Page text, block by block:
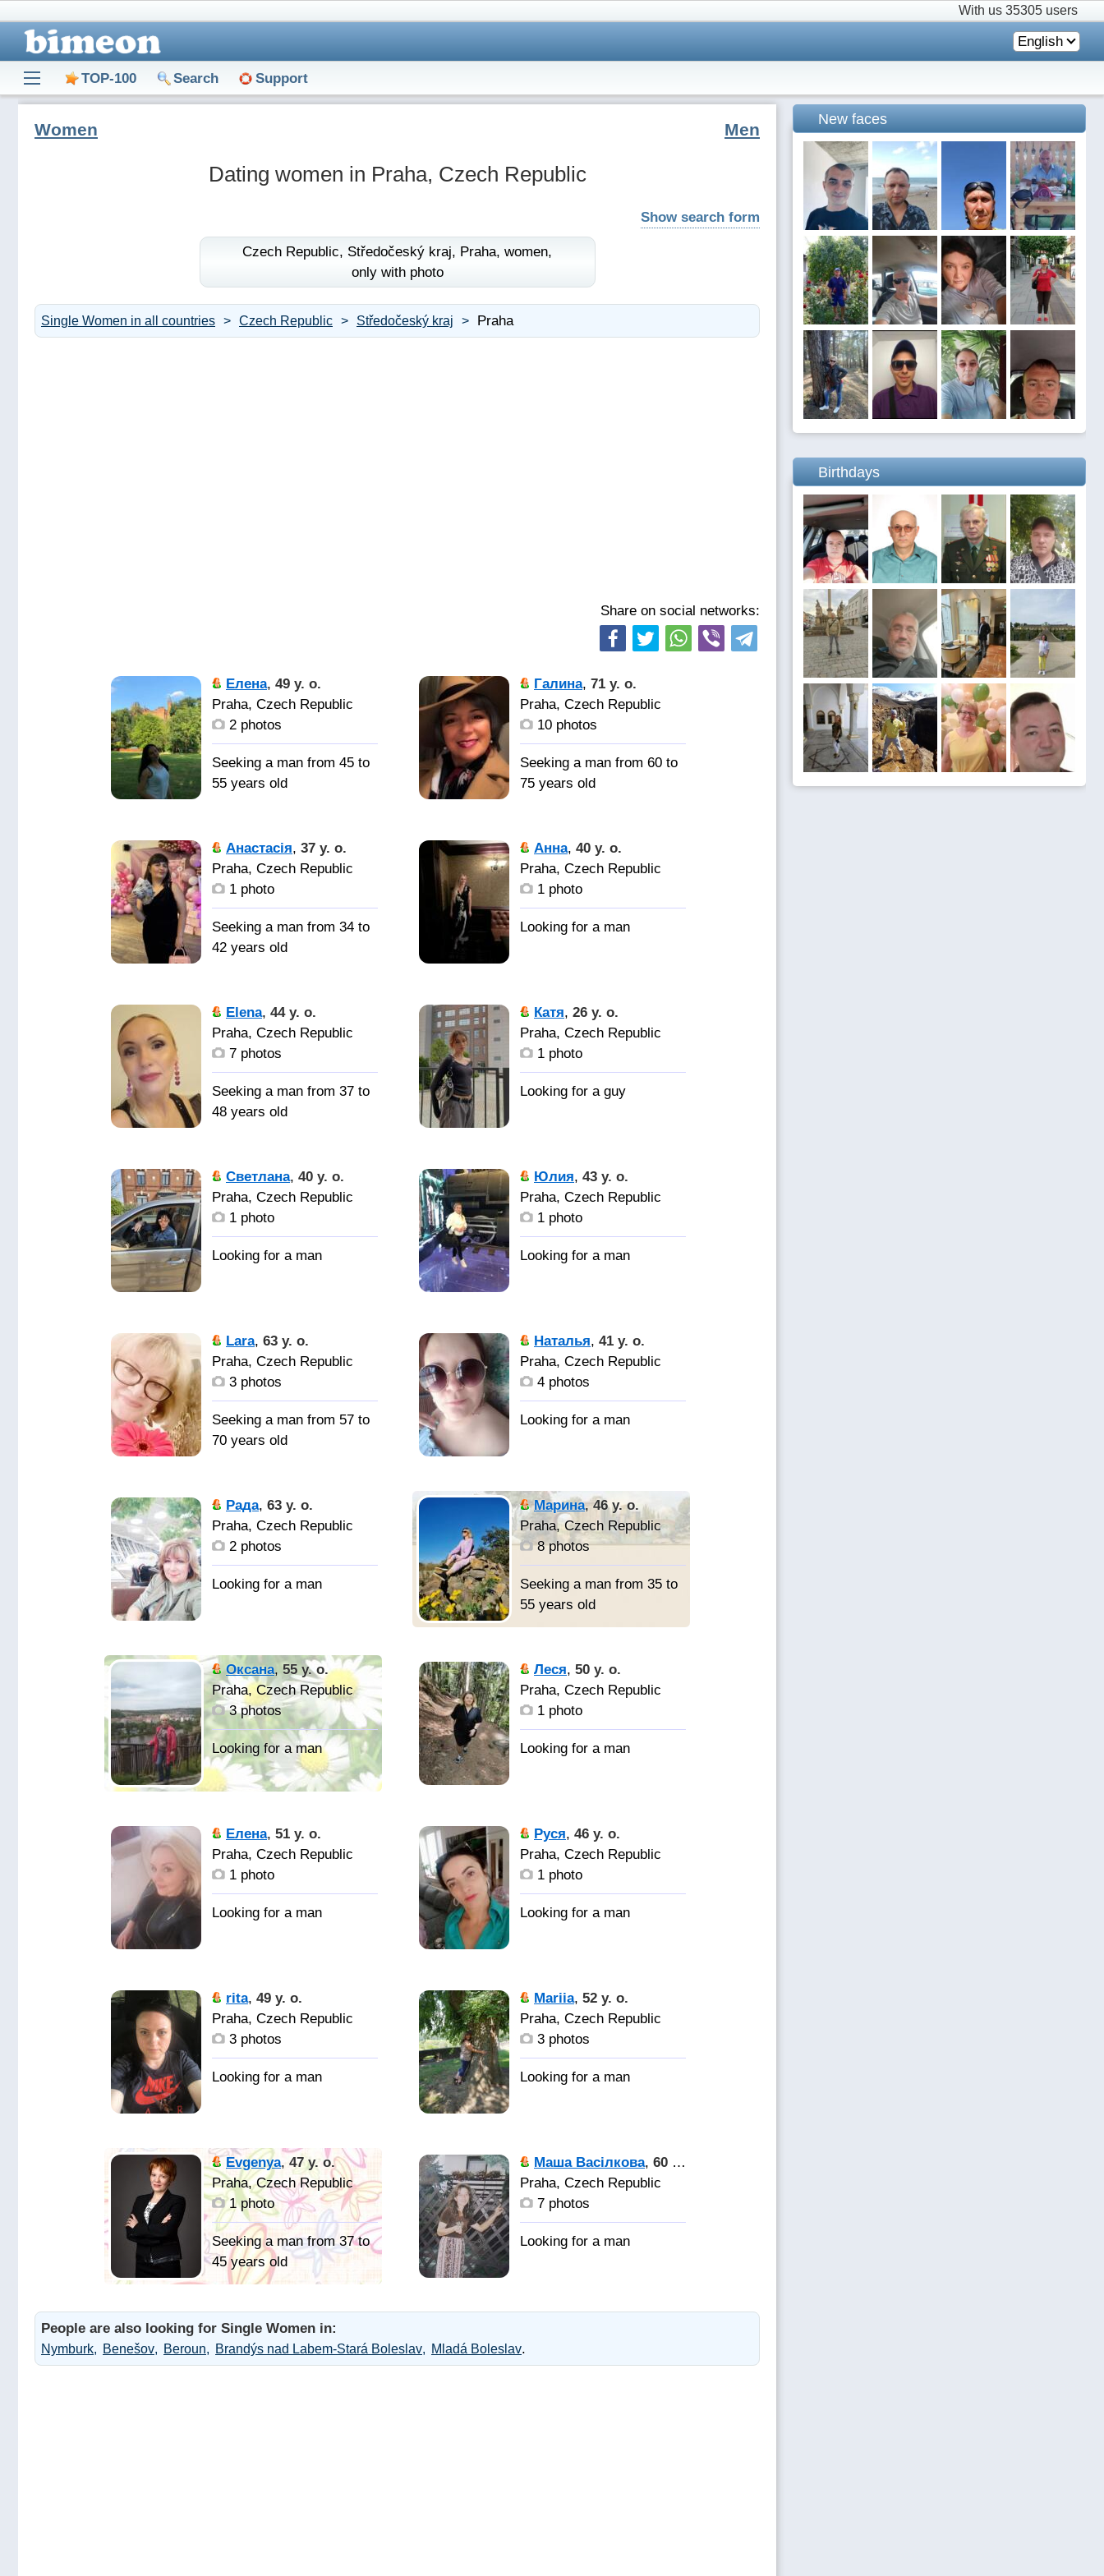
With us 35305 users
English
TOP-100 Search Support
Dating women in Praha, Czech Republic
Women Men
Show search form
Czech Republic, Středočeský kraj, Praha, women,
only with photo
Single Women in all countries Czech Republic Středočeský kraj Praha
Share on social networks:
Елена, 49 y. o.
Praha, Czech Republic
2 photos
Seeking a man from 45 to
55 years old
собеседника, мужа,
человека с которым
уютно и спокойно,
доверять.
Галина, 71 y. o.
Praha, Czech Republic
10 photos
Seeking a man from 60 to
75 years old
для совместной жизни,
Заботливого,
внимательного,
курящего, с алкоголем
между собой. хочется,
чтоб мужчина заглянул
мне в глаза и сказал-мне
Анастасія, 37 y. o.
Praha, Czech Republic
1 photo
Seeking a man from 34 to
42 years old
Анна, 40 y. o.
Praha, Czech Republic
1 photo
Elena, 44 y. o.
Praha, Czech Republic
7 photos
Seeking a man from 37 to
48 years old
Катя, 26 y. o.
Praha, Czech Republic
1 photo
Светлана, 40 y. o.
Praha, Czech Republic
1 photo
Юлия, 43 y. o.
Praha, Czech Republic
1 photo
Lara, 63 y. o.
Praha, Czech Republic
3 photos
Seeking a man from 57 to
70 years old
Наталья, 41 y. o.
Praha, Czech Republic
4 photos
Рада, 63 y. o.
Praha, Czech Republic
2 photos
Марина,46 y. o.
Praha, Czech Republic
8 photos
Seeking a man from 35 to
55 years old
Oксана, 55 y. o.
Praha, Czech Republic
3 photos
Леся, 50 y. o.
Praha, Czech Republic
1 photo
Елена, 51 y. o.
Praha, Czech Republic
1 photo
Руся, 46 y. o.
Praha, Czech Republic
1 photo
rita, 49 y. o.
Praha, Czech Republic
3 photos
Mariia, 52 y. o.
Praha, Czech Republic
3 photos
Evgenya, 47 y. o.
Praha, Czech Republic
1 photo
Seeking a man from 37 to
45 years old
Маша Васілкова, 60 y. o.
Praha, Czech Republic
7 photos
People are also looking for Single Women in:
Nymburk Benešov Beroun Brandýs nad Labem-Stará Boleslav Mladá Boleslav.
New faces
Birthdays